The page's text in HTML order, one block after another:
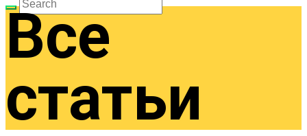
Все
статьи